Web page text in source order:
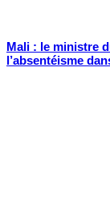
Mali : le ministre
l’absentéisme